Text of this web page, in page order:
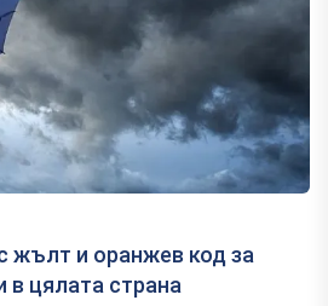
жълт и оранжев код за
в цялата страна